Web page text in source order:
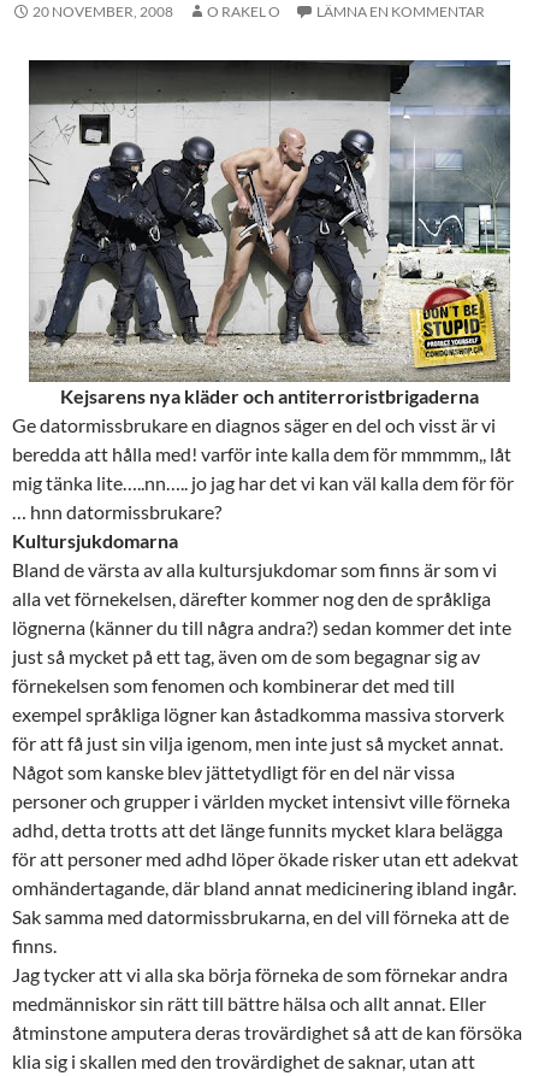
20 NOVEMBER, 2008 O RAKEL O LÄMNA EN KOMMENTAR
Kejsarens nya kläder och antiterroristbrigaderna
Ge datormissbrukare en diagnos säger en del och visst är vi
beredda att hålla med! varför inte kalla dem för mmmmm,, låt
mig tänka lite…..nn….. jo jag har det vi kan väl kalla dem för för
… hnn datormissbrukare?
Kultursjukdomarna
Bland de värsta av alla kultursjukdomar som finns är som vi
alla vet förnekelsen, därefter kommer nog den de språkliga
lögnerna (känner du till några andra?) sedan kommer det inte
just så mycket på ett tag, även om de som begagnar sig av
förnekelsen som fenomen och kombinerar det med till
exempel språkliga lögner kan åstadkomma massiva storverk
för att få just sin vilja igenom, men inte just så mycket annat.
Något som kanske blev jättetydligt för en del när vissa
personer och grupper i världen mycket intensivt ville förneka
adhd, detta trotts att det länge funnits mycket klara belägga
för att personer med adhd löper ökade risker utan ett adekvat
omhändertagande, där bland annat medicinering ibland ingår.
Sak samma med datormissbrukarna, en del vill förneka att de
finns.
Jag tycker att vi alla ska börja förneka de som förnekar andra
medmänniskor sin rätt till bättre hälsa och allt annat. Eller
åtminstone amputera deras trovärdighet så att de kan försöka
klia sig i skallen med den trovärdighet de saknar, utan att